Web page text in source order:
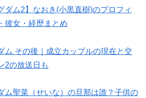
ダム2】なおき(小黒直樹)のプロフィ
彼女・経歴まとめ
ム その後｜成立カップルの現在と交
2の放送日も
ム聖菜（せいな）の旦那は誰？子供の